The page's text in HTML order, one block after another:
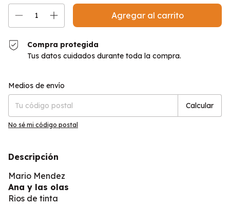
Compra protegida
Tus datos cuidados durante toda la compra.
Entregas para el CP:
Medios de envío
Calcular
No sé mi código postal
Descripción
Mario Mendez
Ana y las olas
Rios de tinta